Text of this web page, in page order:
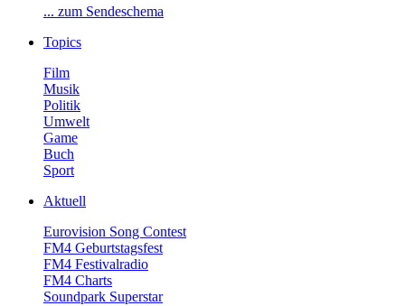
...zumSendeschema
Topics
Film
Musik
Politik
Umwelt
Game
Buch
Sport
Aktuell
EurovisionSongContest
FM4Geburtstagsfest
FM4Festivalradio
FM4Charts
SoundparkSuperstar